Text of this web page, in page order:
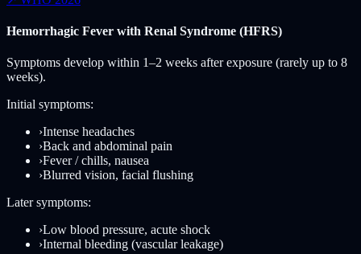
Hemorrhagic Fever with Renal Syndrome (HFRS)
Symptoms develop within 1–2 weeks after exposure (rarely up to 8
weeks).
Initial symptoms:
›Intense headaches
›Back and abdominal pain
›Fever / chills, nausea
›Blurred vision, facial flushing
Later symptoms:
›Low blood pressure, acute shock
›Internal bleeding (vascular leakage)